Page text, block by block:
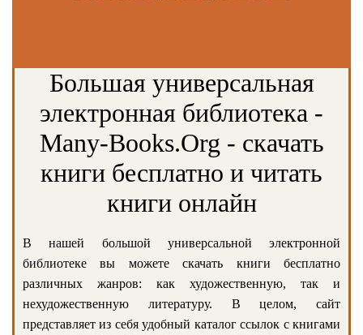
Большая универсальная
электронная библиотека -
Many-Books.Org - скачать
книги бесплатно и читать
книги онлайн
В нашей большой универсальной электронной
библиотеке вы можете скачать книги бесплатно
различных жанров: как художественную, так и
нехудожественную литературу. В целом, сайт
представляет из себя удобный каталог ссылок с книгами